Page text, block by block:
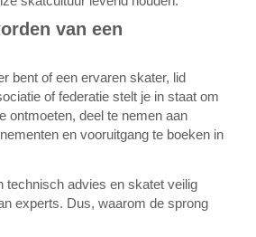
van een
bent of een ervaren skater, lid
of federatie stelt je in staat om
ontmoeten, deel te nemen aan
en vooruitgang te boeken in
technisch advies en skatet veilig
experts. Dus, waarom de sprong